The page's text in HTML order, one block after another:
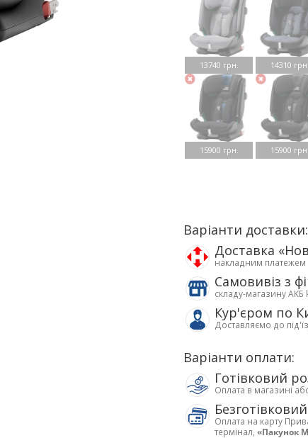
13740 грн. 14310 грн.
15900 грн. 15900 грн.
Варіанти доставки:
Доставка
накладним платежем
Самовивіз з
складу-магазину АКБ
Кур'єром по
Доставляємо до
Варіанти оплати:
Готівковий
Оплата в магазині
Оплата на карту
термінал, «Пакунок